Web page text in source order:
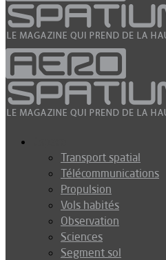
Transport spatial
Télécommunications
Propulsion
Vols habités
Observation
Sciences
Segment sol